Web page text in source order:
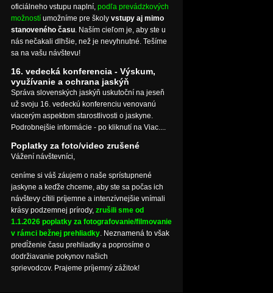
oficiálneho vstupu naplní, podľa prevádzkových
možností umožníme pre školy vstupy aj mimo
stanoveného času. Naším cieľom je, aby ste u
nás nečakali dlhšie, než je nevyhnutné. Tešíme
sa na vašu návštevu!
16. vedecká konferencia - Výskum,
využívanie a ochrana jaskýň
Správa slovenských jaskýň uskutoční na jeseň
už svoju 16. vedeckú konferenciu venovanú
viacerým aspektom starostlivosti o jaskyne.
Podrobnejšie informácie - po kliknutí na Viac....
Poplatky za foto/video zrušené
Vážení návštevníci,
ceníme si váš záujem o naše sprístupnené
jaskyne a keďže chceme, aby ste sa počas ich
návštevy cítili príjemne a intenzívnejšie vnímali
krásy podzemnej prírody, zrušili sme od
1.1.2026 poplatky za fotografovanie/filmovanie
v rámci bežnej prehliadky. Neznamená to však
predĺženie času prehliadky a poprosíme o
dodržiavanie pokynov našich
sprievodcov. Prajeme príjemný zážitok!